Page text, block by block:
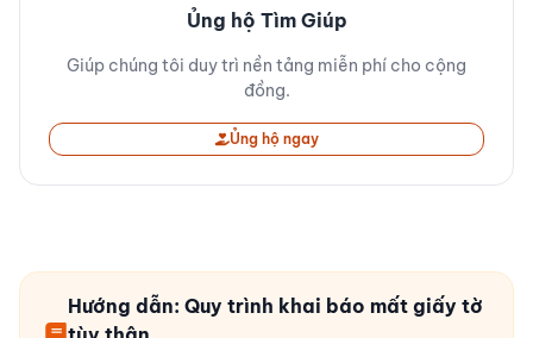
Ủng hộ Tìm Giúp
Giúp chúng tôi duy trì nền tảng miễn phí cho cộng
đồng.
Ủng hộ ngay
Hướng dẫn: Quy trình khai báo mất giấy tờ